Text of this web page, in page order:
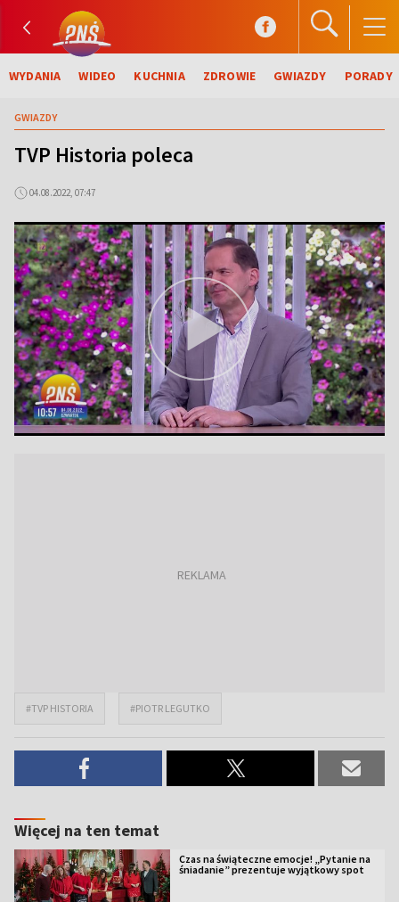
WYDANIA WIDEO KUCHNIA ZDROWIE GWIAZDY PORADY
GWIAZDY
TVP Historia poleca
04.08.2022, 07:47
#TVP HISTORIA #PIOTR LEGUTKO
Więcej na ten temat
Czas na świąteczne emocje! „Pytanie na
śniadanie” prezentuje wyjątkowy spot